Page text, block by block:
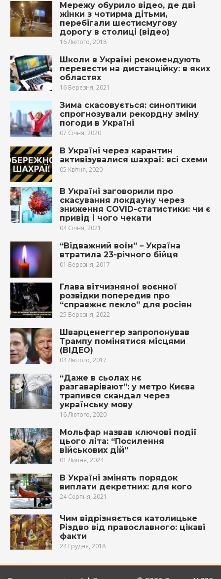
Мережу обурило відео, де дві
жінки з чотирма дітьми,
перебігали шестисмугову
дорогу в столиці (відео)
16 Лютого, 2018
Школи в Україні рекомендують
перевести на дистанційку: в яких
областях
16 Березня, 2021
Зима скасовується: синоптики
спрогнозували рекордну зміну
погоди в Україні
07 Січня, 2020
В Україні через карантин
активізувалися шахраї: всі схеми
05 Квітня, 2020
В Україні заговорили про
скасування локдауну через
зниження COVID-статистики: чи є
привід і чого чекати
04 Січня, 2021
“Відважний воїн” – Україна
втратила 23-річного бійця
01 Березня, 2017
Глава вітчизняної воєнної
розвідки попередив про
“справжнє пекло” для росіян
25 Березня, 2022
Шварценеггер запропонував
Трампу помінятися місцями
(ВІДЕО)
04 Лютого, 2017
“Даже в сьолах нє
разгаварівают”: у метро Києва
трапився скандал через
українську мову
16 Лютого, 2020
Мольфар назвав ключові події
цього літа: “Посилення
військових дій”
01 Липня, 2024
В Україні змінять порядок
виплати декретних: для кого
24 Серпня, 2021
Чим відрізняється католицьке
Різдво від православного: цікаві
факти
24 Грудня, 2018